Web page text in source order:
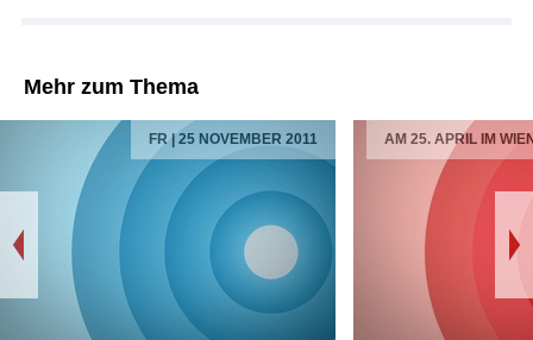
Mehr zum Thema
FR | 25 NOVEMBER 2011 AM 25. APRIL IM